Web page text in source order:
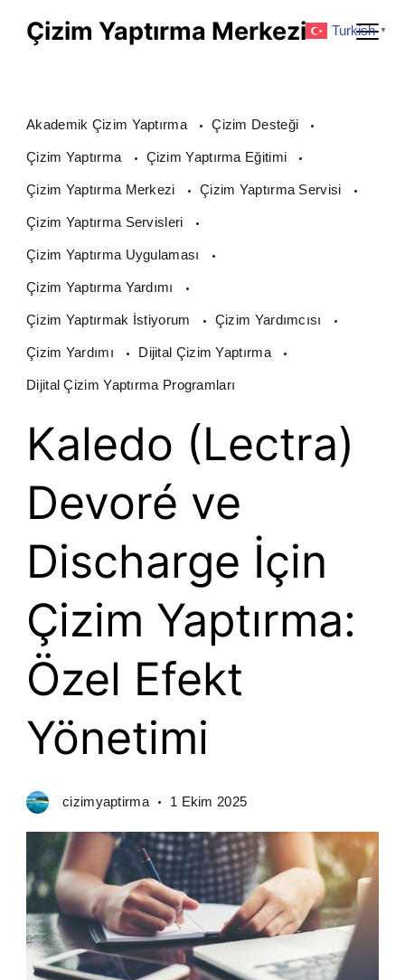
Çizim Yaptırma Merkezi
Akademik Çizim Yaptırma Çizim Desteği
Çizim Yaptırma Çizim Yaptırma Eğitimi
Çizim Yaptırma Merkezi Çizim Yaptırma Servisi
Çizim Yaptırma Servisleri
Çizim Yaptırma Uygulaması
Çizim Yaptırma Yardımı
Çizim Yaptırmak İstiyorum Çizim Yardımcısı
Çizim Yardımı Dijital Çizim Yaptırma
Dijital Çizim Yaptırma Programları
Kaledo (Lectra)
Devoré ve
Discharge İçin
Çizim Yaptırma:
Özel Efekt
Yönetimi
cizimyaptirma 1 Ekim 2025
Turkish ▼